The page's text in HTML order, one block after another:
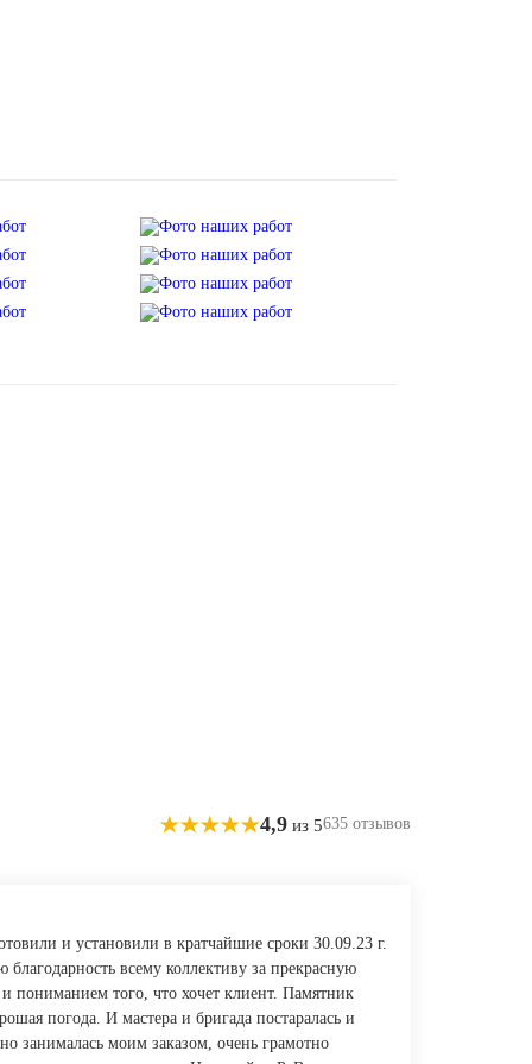
4,9 из 5635 отзывов
и установили в кратчайшие сроки 30.09.23 г.
всему коллективу за прекрасную
пониманием того, что хочет клиент. Памятник
погода. И мастера и бригада постаралась и
занималась моим заказом, очень грамотно